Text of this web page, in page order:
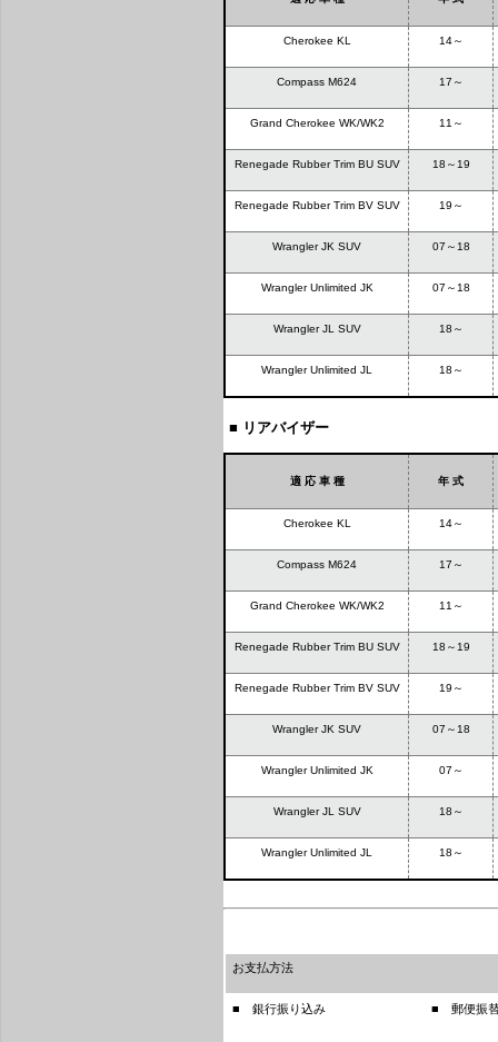
Cherokee KL 14～
Compass M624 17～
Grand Cherokee WK/WK2 11～
Renegade Rubber Trim BU SUV 18～19
Renegade Rubber Trim BV SUV 19～
Wrangler JK SUV 07～18
Wrangler Unlimited JK 07～18
Wrangler JL SUV 18～
Wrangler Unlimited JL 18～
■ リアバイザー
適 応 車 種 年 式
Cherokee KL 14～
Compass M624 17～
Grand Cherokee WK/WK2 11～
Renegade Rubber Trim BU SUV 18～19
Renegade Rubber Trim BV SUV 19～
Wrangler JK SUV 07～18
Wrangler Unlimited JK 07～
Wrangler JL SUV 18～
Wrangler Unlimited JL 18～
お支払方法
■ 銀行振り込み ■ 郵便振